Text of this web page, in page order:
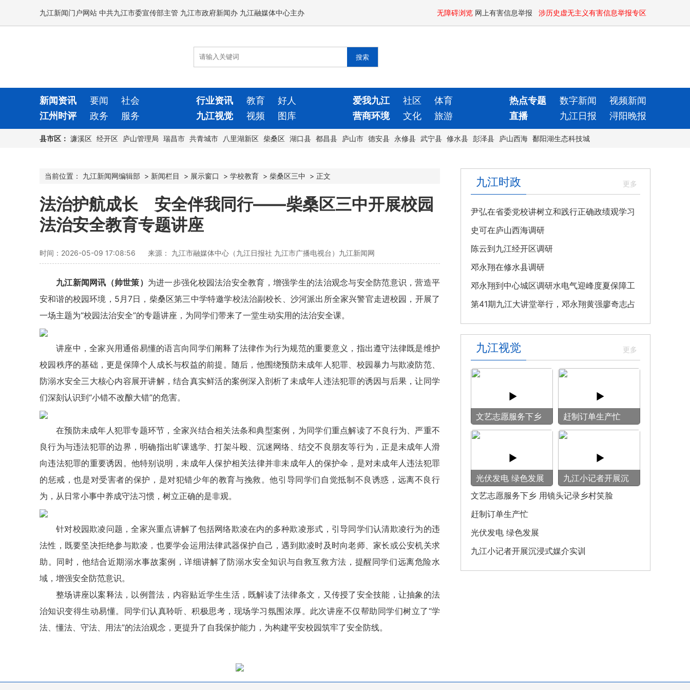
九江新闻门户网站 中共九江市委宣传部主管 九江市政府新闻办 九江融媒体中心主办 无障碍浏览 网上有害信息举报 涉历史虚无主义有害信息举报专区
新闻资讯 要闻 社会 行业资讯 教育 好人 爱我九江 社区 体育 热点专题 数字新闻
视频新闻
江州时评
政务 服务 九江视觉 视频 图库 营商环境 文化 旅游 直播 九江日报 浔阳晚报
县市区： 濂溪区 经开区 庐山管理局 瑞昌市 共青城市 八里湖新区 柴桑区 湖口县 都昌县 庐山市 德安县 永修县 武宁县 修水县 彭泽县 庐山西海 鄱阳湖生态科技城
当前位置： 九江新闻网编辑部 > 新闻栏目 > 展示窗口 > 学校教育 > 柴桑区三中 > 正文
法治护航成长 安全伴我同行——柴桑区三中开展校园
法治安全教育专题讲座
时间：2026-05-09 17:08:56 来源： 九江市融媒体中心（九江日报社 九江市广播电视台）九江新闻网
九江新闻网讯（帅世策） 为进一步强化校园法治安全教育，增强学生的法治观念与安全防范意识，营造平
安和谐的校园环境，5月7日，柴桑区第三中学特邀学校法治副校长、沙河派出所全家兴警官走进校园，开展了
一场主题为“校园法治安全”的专题讲座，为同学们带来了一堂生动实用的法治安全课。
讲座中，全家兴用通俗易懂的语言向同学们阐释了法律作为行为规范的重要意义，指出遵守法律既是维护
校园秩序的基础，更是保障个人成长与权益的前提。随后，他围绕预防未成年人犯罪、校园暴力与欺凌防范、
防溺水安全三大核心内容展开讲解，结合真实鲜活的案例深入剖析了未成年人违法犯罪的诱因与后果，让同学
们深刻认识到“小错不改酿大错”的危害。
在预防未成年人犯罪专题环节，全家兴结合相关法条和典型案例，为同学们重点解读了不良行为、严重不
良行为与违法犯罪的边界，明确指出旷课逃学、打架斗殴、沉迷网络、结交不良朋友等行为，正是未成年人滑
向违法犯罪的重要诱因。他特别说明，未成年人保护相关法律并非未成年人的保护伞，是对未成年人违法犯罪
的惩戒，也是对受害者的保护，是对犯错少年的教育与挽救。他引导同学们自觉抵制不良诱惑，远离不良行
为，从日常小事中养成守法习惯，树立正确的是非观。
针对校园欺凌问题，全家兴重点讲解了包括网络欺凌在内的多种欺凌形式，引导同学们认清欺凌行为的违
法性，既要坚决拒绝参与欺凌，也要学会运用法律武器保护自己，遇到欺凌时及时向老师、家长或公安机关求
助。同时，他结合近期溺水事故案例，详细讲解了防溺水安全知识与自救互救方法，提醒同学们远离危险水
域，增强安全防范意识。
整场讲座以案释法，以例普法，内容贴近学生生活，既解读了法律条文，又传授了安全技能，让抽象的法
治知识变得生动易懂。同学们认真聆听、积极思考，现场学习氛围浓厚。此次讲座不仅帮助同学们树立了“学
法、懂法、守法、用法”的法治观念，更提升了自我保护能力，为构建平安校园筑牢了安全防线。
九江时政
尹弘在省委党校讲树立和践行正确政绩观学习
教育专题党课
史可在庐山西海调研
陈云到九江经开区调研
邓永翔在修水县调研
邓永翔到中心城区调研水电气迎峰度夏保障工
作
第41期九江大讲堂举行，邓永翔黄强廖奇志占
勇出席
九江视觉
文艺志愿服务下乡
用镜头记录乡村笑
赶制订单生产忙
光伏发电 绿色发展
九江小记者开展沉
浸式媒介实训
文艺志愿服务下乡 用镜头记录乡村笑脸
赶制订单生产忙
光伏发电 绿色发展
九江小记者开展沉浸式媒介实训